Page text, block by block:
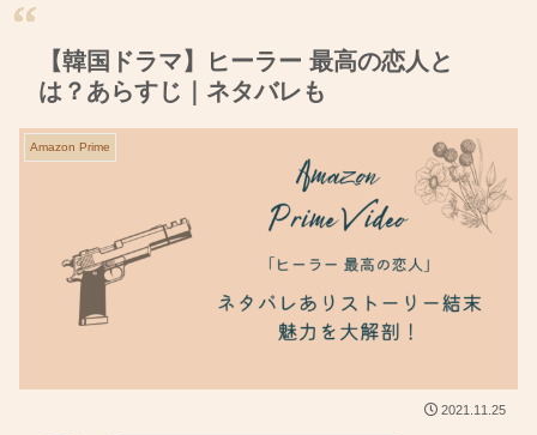
【韓国ドラマ】ヒーラー 最高の恋人と
は？あらすじ｜ネタバレも
Amazon Prime
2021.11.25